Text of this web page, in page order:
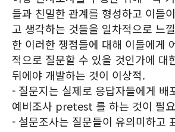
들과 친밀한 관계를 형성하고 이들
고 생각하는 것들을 일차적으로 느
한 이러한 쟁점들에 대해 이들에게
적으로 질문할 수 있을 것인가에 대
뒤에야 개발하는 것이 이상적.
- 질문지는 실제로 응답자들에게 배
예비조사 pretest 를 하는 것이 필
- 설문조사는 질문들이 유의미하고